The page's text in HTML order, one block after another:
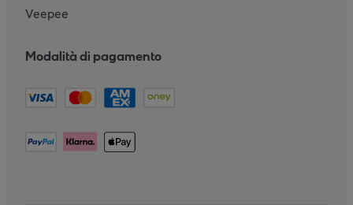
Veepee
Modalità di pagamento